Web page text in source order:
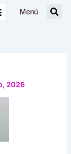
Menú
2026